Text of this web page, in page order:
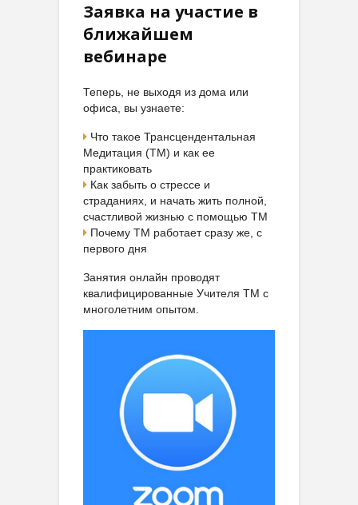
Заявка на участие в
ближайшем
вебинаре
Теперь, не выходя из дома или
офиса, вы узнаете:
Что такое Трансцендентальная
Медитация (ТМ) и как ее
практиковать
Как забыть о стрессе и
страданиях, и начать жить полной,
счастливой жизнью с помощью ТМ
Почему ТМ работает сразу же, с
первого дня
Занятия онлайн проводят
квалифицированные Учителя ТМ с
многолетним опытом.